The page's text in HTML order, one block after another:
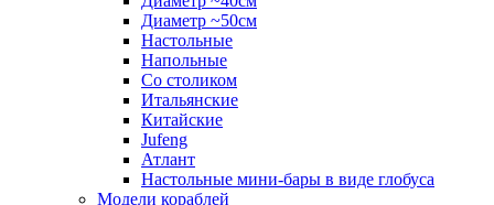
Диаметр ~50см
Настольные
Напольные
Со столиком
Итальянские
Китайские
Jufeng
Атлант
Настольные мини-бары в виде глобуса
Модели кораблей